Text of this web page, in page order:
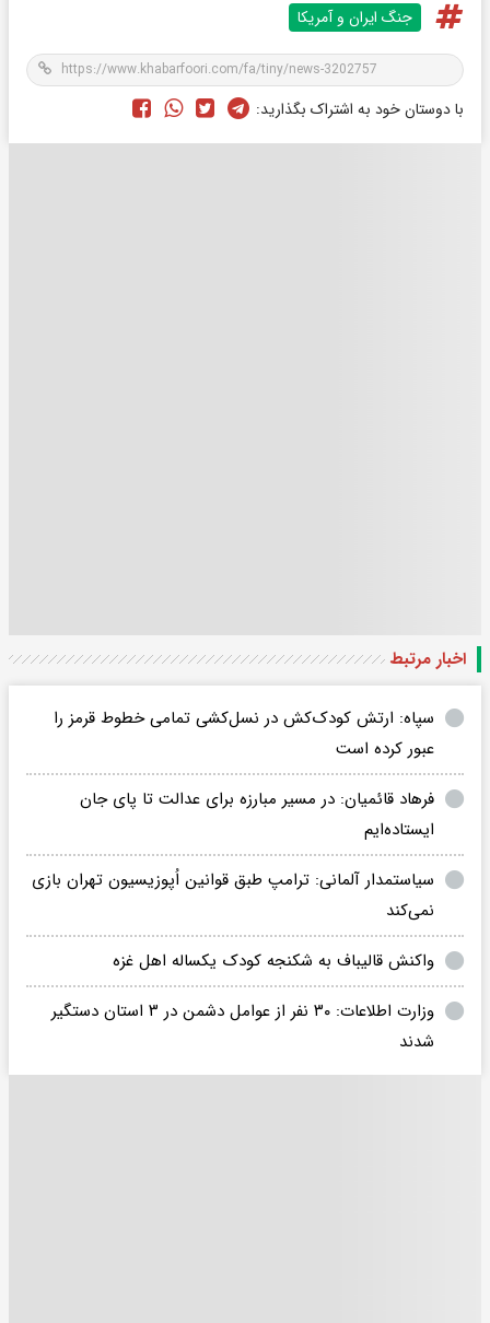
جنگ ایران و آمریکا
با دوستان خود به اشتراک بگذارید:
اخبار مرتبط
سپاه: ارتش کودک‌کش در نسل‌کشی تمامی خطوط قرمز را
عبور کرده است
فرهاد قائمیان: در مسیر مبارزه برای عدالت تا پای جان
ایستاده‌ایم
سیاستمدار آلمانی: ترامپ طبق قوانین اُپوزیسیون تهران بازی
نمی‌کند
واکنش قالیباف به شکنجه کودک یکساله اهل غزه
وزارت اطلاعات: ۳۰ نفر از عوامل دشمن در ۳ استان دستگیر
شدند